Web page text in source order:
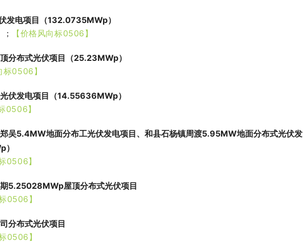
发电项目（132.0735MWp）
； 【价格风向标0506】
分布式光伏项目（25.23MWp）
标0506】
伏发电项目（14.55636MWp）
0506】
吴5.4MW地面分布工光伏发电项目、和县石杨镇周渡5.95MW地面分布式光伏发
0506】
5.25028MWp屋顶分布式光伏项目
0506】
分布式光伏项目
0506】